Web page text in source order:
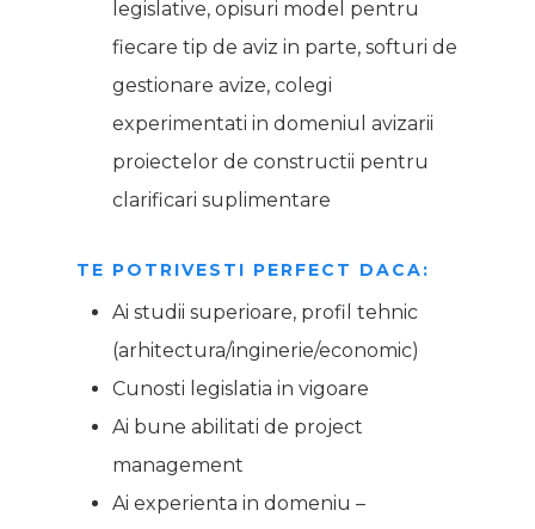
legislative, opisuri model pentru
fiecare tip de aviz in parte, softuri de
gestionare avize, colegi
experimentati in domeniul avizarii
proiectelor de constructii pentru
clarificari suplimentare
TE POTRIVESTI PERFECT DACA:
Ai studii superioare, profil tehnic
(arhitectura/inginerie/economic)
Cunosti legislatia in vigoare
Ai bune abilitati de project
management
Ai experienta in domeniu –